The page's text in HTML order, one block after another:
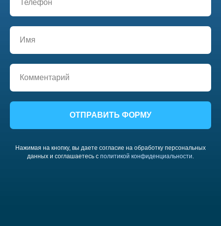
ОТПРАВИТЬ ФОРМУ
Нажимая на кнопку, вы даете согласие на обработку персональных
данных и соглашаетесь c политикой конфиденциальности